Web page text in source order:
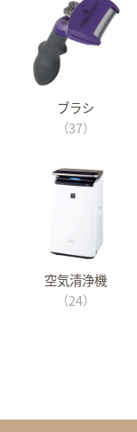
ブラシ
（37）
空気清浄機
（24）